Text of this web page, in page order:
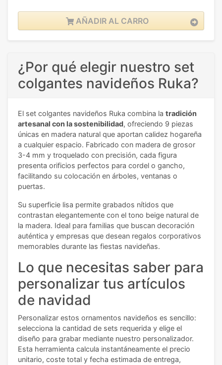
AÑADIR AL CARRO
¿Por qué elegir nuestro set
colgantes navideños Ruka?
El set colgantes navideños Ruka combina la tradición
artesanal con la sostenibilidad, ofreciendo 9 piezas
únicas en madera natural que aportan calidez hogareña
a cualquier espacio. Fabricado con madera de grosor
3-4 mm y troquelado con precisión, cada figura
presenta orificios perfectos para cordel o gancho,
facilitando su colocación en árboles, ventanas o
puertas.
Su superficie lisa permite grabados nítidos que
contrastan elegantemente con el tono beige natural de
la madera. Ideal para familias que buscan decoración
auténtica y empresas que desean regalos corporativos
memorables durante las fiestas navideñas.
Lo que necesitas saber para
personalizar tus artículos
de navidad
Personalizar estos ornamentos navideños es sencillo:
selecciona la cantidad de sets requerida y elige el
diseño para grabar mediante nuestro personalizador.
Esta herramienta calcula instantáneamente el precio
unitario, coste total y fecha estimada de entrega,